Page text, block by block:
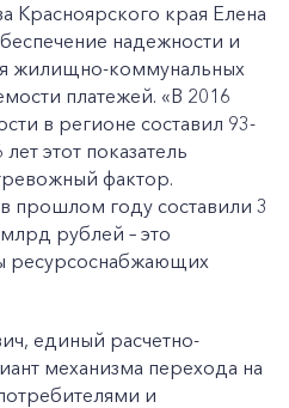
Красноярского края Елена
надежности и
жилищно-коммунальных
платежей. «В 2016
в регионе составил 93-
этот показатель
фактор.
прошлом году составили 3
рублей – это
ресурсоснабжающих
единый расчетно-
механизма перехода на
и